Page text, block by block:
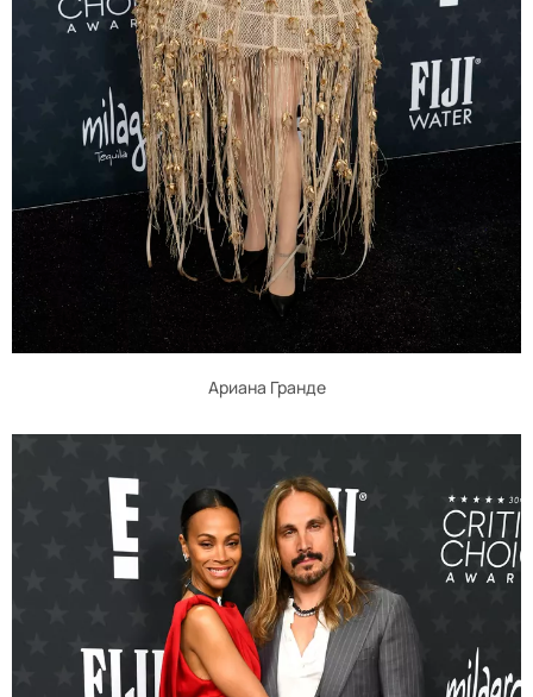
Ариана Гранде